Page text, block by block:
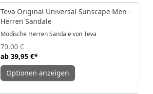
-43%
Teva Original Universal Sunscape Men -
Herren Sandale
Modische Herren Sandale von Teva
ab 39,95 €*
70,00 €
Optionen anzeigen